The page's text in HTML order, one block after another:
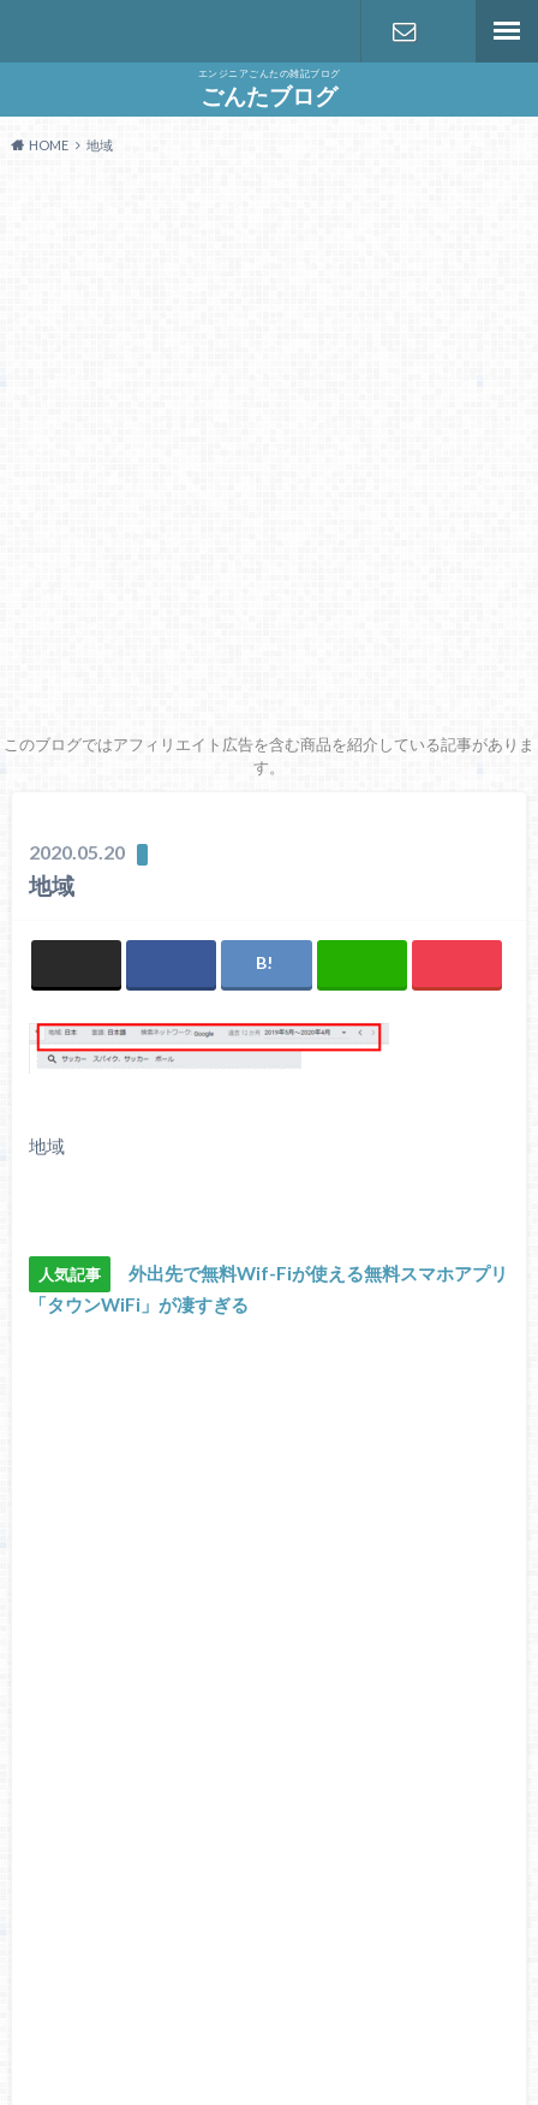
エンジニアごんたの雑記ブログ
ごんたブログ
HOME 地域
このブログではアフィリエイト広告を含む商品を紹介している記事がありま
す。
2020.05.20
地域
地域
人気記事
外出先で無料Wif-Fiが使える無料スマホアプリ
「タウンWiFi」が凄すぎる